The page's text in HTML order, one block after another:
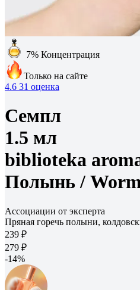
7% Концентрация
Только на сайте
4.6 31 оценка
Семпл
1.5 мл
biblioteka
Полынь /
Ассоциации от эксперта
Пряная горечь полыни,
239 ₽
279 ₽
-14%